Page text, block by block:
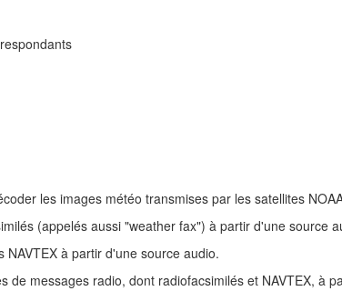
les images météo transmises par les satellites
(appelés aussi "weather fax") à partir d'une source
NAVTEX à partir d'une source audio.
de messages radio, dont radiofacsimilés et NAVTEX, à